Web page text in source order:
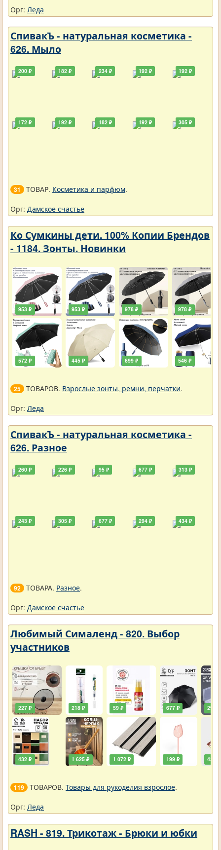
Орг: Леда
СпивакЪ - натуральная косметика -
626. Мыло
200 ₽
172 ₽
182 ₽
192 ₽
234 ₽
182 ₽
192 ₽
192 ₽
192 ₽
305 ₽
31 ТОВАР. Косметика и парфюм.
Орг: Дамское счастье
Ко Сумкины дети. 100% Копии Брендов
- 1184. Зонты. Новинки
953 ₽
572 ₽
953 ₽
445 ₽
978 ₽
699 ₽
978 ₽
546 ₽
25 ТОВАРОВ. Взрослые зонты, ремни, перчатки.
Орг: Леда
СпивакЪ - натуральная косметика -
626. Разное
260 ₽
243 ₽
226 ₽
305 ₽
95 ₽
677 ₽
677 ₽
294 ₽
313 ₽
434 ₽
92 ТОВАРА. Разное.
Орг: Дамское счастье
Любимый Сималенд - 820. Выбор
участников
227 ₽
432 ₽
218 ₽
1 625 ₽
59 ₽
1 072 ₽
677 ₽
199 ₽
290 ₽
432 ₽
119 ТОВАРОВ. Товары для рукоделия взрослое.
Орг: Леда
RASH - 819. Трикотаж - Брюки и юбки